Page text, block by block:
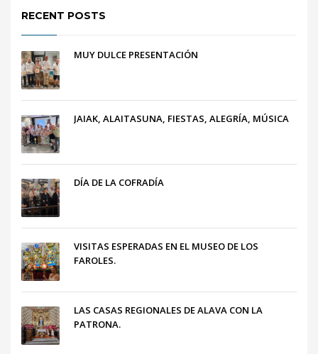
RECENT POSTS
MUY DULCE PRESENTACIÓN
JAIAK, ALAITASUNA, FIESTAS, ALEGRÍA, MÚSICA
DÍA DE LA COFRADÍA
VISITAS ESPERADAS EN EL MUSEO DE LOS
FAROLES.
LAS CASAS REGIONALES DE ALAVA CON LA
PATRONA.